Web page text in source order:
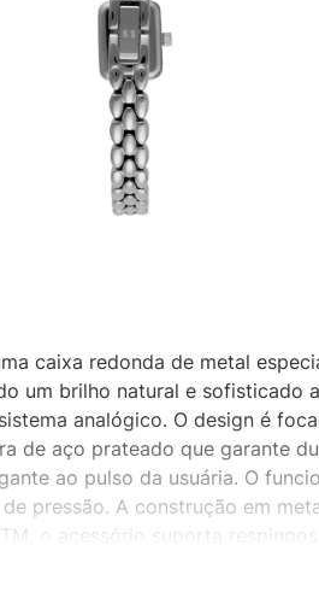
caixa redonda de metal
um brilho natural e sofisticado
analógico. O design é
de aço prateado que garante
ao pulso da usuária. O
pressão. A construção em
o acessório suporta